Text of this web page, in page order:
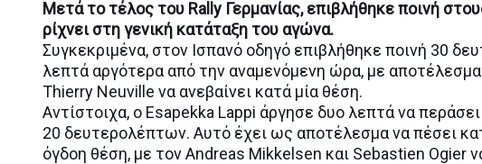
Μετά το τέλος του Rally Γερμανίας, επιβλήθηκε ποινή
ρίχνει στη γενική κατάταξη του αγώνα.
Συγκεκριμένα, στον Ισπανό οδηγό επιβλήθηκε ποινή 30
λεπτά αργότερα από την αναμενόμενη ώρα, με
Thierry Neuville να ανεβαίνει κατά μία θέση.
Αντίστοιχα, ο Esapekka Lappi άργησε δυο λεπτά να
20 δευτερολέπτων. Αυτό έχει ως αποτέλεσμα να πέσει
όγδοη θέση, με τον Andreas Mikkelsen και Sebastien Ogier